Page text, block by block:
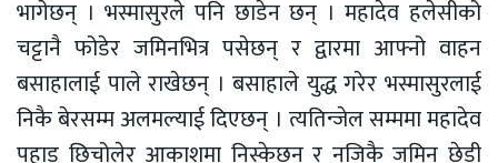
भागेछन् । भस्मासुरले पनि छाडेन छन् । महादेव हलेसीको
चट्टानै फोडेर जमिनभित्र पसेछन् र द्वारमा आफ्नो वाहन
बसाहालाई पाले राखेछन् । बसाहाले युद्ध गरेर भस्मासुरलाई
निकै बेरसम्म अलमल्याई दिएछन् । त्यतिन्जेल सम्ममा महादेव
पहाड छिचोलेर आकाशमा निस्केछन् र नजिकै जमिन छेडी